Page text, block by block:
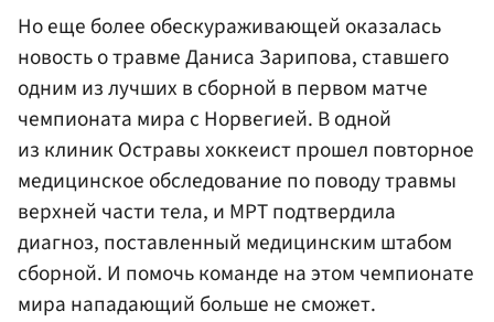
Но еще более обескураживающей оказалась
новость о травме Даниса Зарипова, ставшего
одним из лучших в сборной в первом матче
чемпионата мира с Норвегией. В одной
из клиник Остравы хоккеист прошел повторное
медицинское обследование по поводу травмы
верхней части тела, и МРТ подтвердила
диагноз, поставленный медицинским штабом
сборной. И помочь команде на этом чемпионате
мира нападающий больше не сможет.